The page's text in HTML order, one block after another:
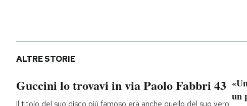
ALTRE STORIE
Guccini lo trovavi in via Paolo Fabbri 43
un